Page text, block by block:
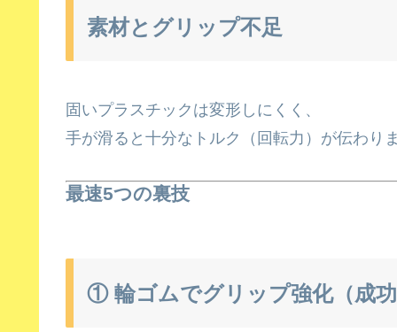
素材とグリップ不足
固いプラスチックは変形しにくく、
手が滑ると十分なトルク（回転力）が伝わりま
最速5つの裏技
① 輪ゴムでグリップ強化（成功